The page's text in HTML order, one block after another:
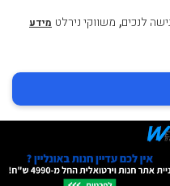
לנכים, משווקי נירלט מידע